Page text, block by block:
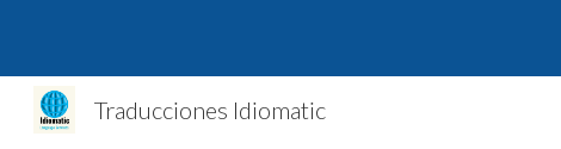
Traducciones Idiomatic